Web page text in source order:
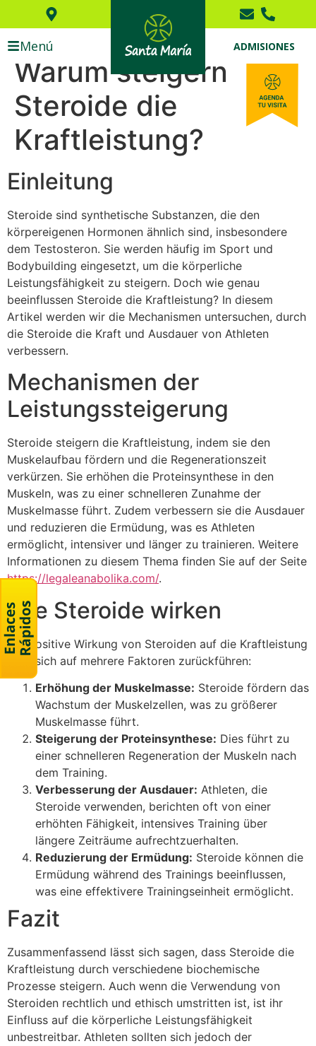
Menú ADMISIONES
Warum steigern
Steroide die
Kraftleistung?
Einleitung
Steroide sind synthetische Substanzen, die den
körpereigenen Hormonen ähnlich sind, insbesondere
dem Testosteron. Sie werden häufig im Sport und
Bodybuilding eingesetzt, um die körperliche
Leistungsfähigkeit zu steigern. Doch wie genau
beeinflussen Steroide die Kraftleistung? In diesem
Artikel werden wir die Mechanismen untersuchen, durch
die Steroide die Kraft und Ausdauer von Athleten
verbessern.
Mechanismen der
Leistungssteigerung
Steroide steigern die Kraftleistung, indem sie den
Muskelaufbau fördern und die Regenerationszeit
verkürzen. Sie erhöhen die Proteinsynthese in den
Muskeln, was zu einer schnelleren Zunahme der
Muskelmasse führt. Zudem verbessern sie die Ausdauer
und reduzieren die Ermüdung, was es Athleten
ermöglicht, intensiver und länger zu trainieren. Weitere
Informationen zu diesem Thema finden Sie auf der Seite
https://legaleanabolika.com/.
Wie Steroide wirken
Die positive Wirkung von Steroiden auf die Kraftleistung
lässt sich auf mehrere Faktoren zurückführen:
Erhöhung der Muskelmasse: Steroide fördern das
Wachstum der Muskelzellen, was zu größerer
Muskelmasse führt.
Steigerung der Proteinsynthese: Dies führt zu
einer schnelleren Regeneration der Muskeln nach
dem Training.
Verbesserung der Ausdauer: Athleten, die
Steroide verwenden, berichten oft von einer
erhöhten Fähigkeit, intensives Training über
längere Zeiträume aufrechtzuerhalten.
Reduzierung der Ermüdung: Steroide können die
Ermüdung während des Trainings beeinflussen,
was eine effektivere Trainingseinheit ermöglicht.
Fazit
Zusammenfassend lässt sich sagen, dass Steroide die
Kraftleistung durch verschiedene biochemische
Prozesse steigern. Auch wenn die Verwendung von
Steroiden rechtlich und ethisch umstritten ist, ist ihr
Einfluss auf die körperliche Leistungsfähigkeit
unbestreitbar. Athleten sollten sich jedoch der